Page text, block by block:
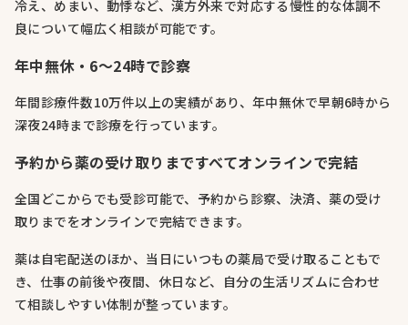
冷え、めまい、動悸など、漢方外来で対応する慢性的な体調不
良について幅広く相談が可能です。
年中無休・6～24時で診察
年間診療件数10万件以上の実績があり、年中無休で早朝6時から
深夜24時まで診療を行っています。
予約から薬の受け取りまですべてオンラインで完結
全国どこからでも受診可能で、予約から診察、決済、薬の受け
取りまでをオンラインで完結できます。
薬は自宅配送のほか、当日にいつもの薬局で受け取ることもで
き、仕事の前後や夜間、休日など、自分の生活リズムに合わせ
て相談しやすい体制が整っています。